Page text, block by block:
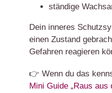
ständige
Dein inneres
einen Zustand
Gefahren reagieren
👉 Wenn du das
Mini Guide „Raus